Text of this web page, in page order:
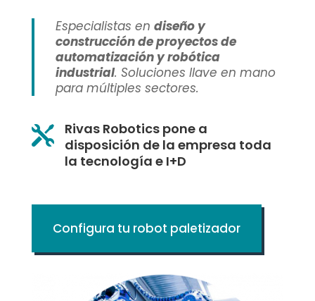
Especialistas en diseño y
construcción de proyectos de
automatización y robótica
industrial. Soluciones llave en mano
para múltiples sectores.

Rivas Robotics pone a
disposición de la empresa toda
la tecnología e I+D
Configura tu robot paletizador